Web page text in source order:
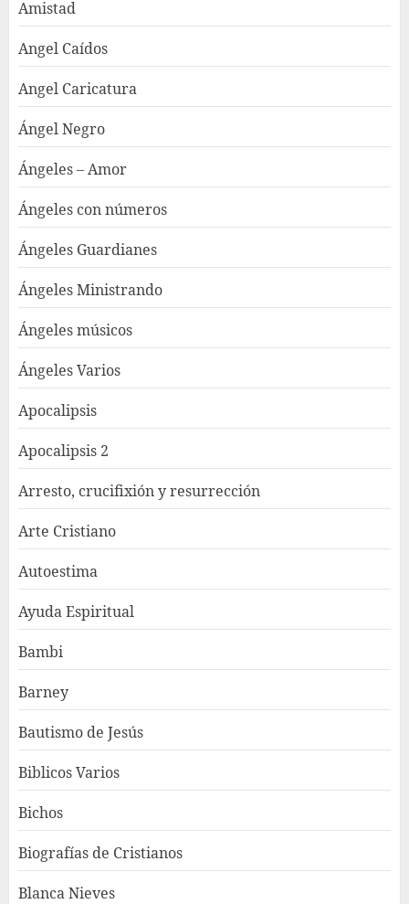
Amistad
Angel Caídos
Angel Caricatura
Ángel Negro
Ángeles – Amor
Ángeles con números
Ángeles Guardianes
Ángeles Ministrando
Ángeles músicos
Ángeles Varios
Apocalipsis
Apocalipsis 2
Arresto, crucifixión y resurrección
Arte Cristiano
Autoestima
Ayuda Espiritual
Bambi
Barney
Bautismo de Jesús
Biblicos Varios
Bichos
Biografías de Cristianos
Blanca Nieves